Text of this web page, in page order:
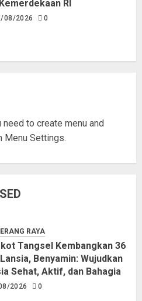
RI
08/2026 0
to create menu and
Menu Settings.
RAYA
Tangsel Kembangkan 36
Benyamin: Wujudkan
Sehat, Aktif, dan Bahagia
2026 0